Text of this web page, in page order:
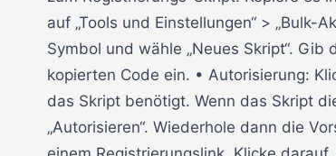
auf „Tools und Einstellungen“ > „Bulk-
Symbol und wähle „Neues Skript“.
kopierten Code ein. • Autorisierung:
das Skript benötigt. Wenn das Skript
„Autorisieren“. Wiederhole dann die